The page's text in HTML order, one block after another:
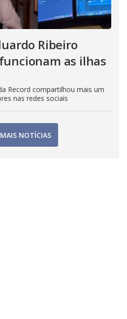
Ribeiro
as ilhas
Record compartilhou mais um
nas redes sociais
NOTÍCIAS